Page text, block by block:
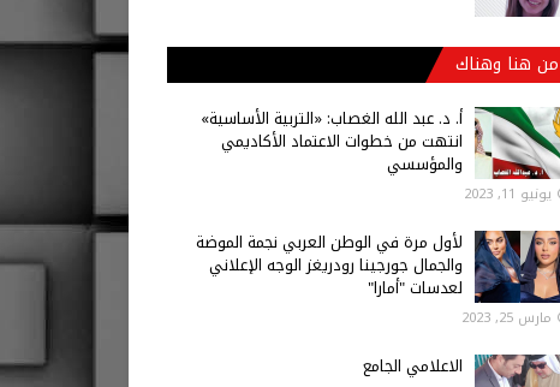
من هنا وهناك
أ‌. د. عبد الله الغصاب: «التربية الأساسية»
انتهت من خطوات الاعتماد الأكاديمي
والمؤسسي
يونيو 11, 2023
لأول مرة في الوطن العربي نجمة الموضة
والجمال جورجينا رودريغز الوجه الإعلاني
لعدسات "أمارا"
مارس 25, 2023
الاعلامي الجامع